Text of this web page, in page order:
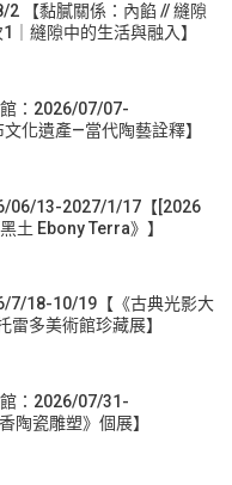
【黏膩關係：內餡 // 縫隙
｜縫隙中的生活與融入】
：2026/07/07-
化遺產—當代陶藝詮釋】
06/13-2027/1/17【[2026
土 Ebony Terra》】
7/18-10/19【《古典光影大
多美術館珍藏展】
：2026/07/31-
陶瓷雕塑》個展】